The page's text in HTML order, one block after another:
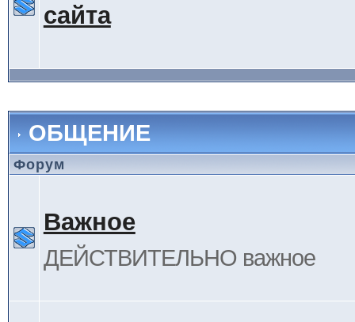
сайта
ОБЩЕНИЕ
Форум
Важное
ДЕЙСТВИТЕЛЬНО важное